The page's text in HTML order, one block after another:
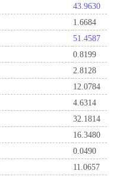
43.9630
1.6684
51.4587
0.8199
2.8128
12.0784
4.6314
32.1814
16.3480
0.0490
11.0657